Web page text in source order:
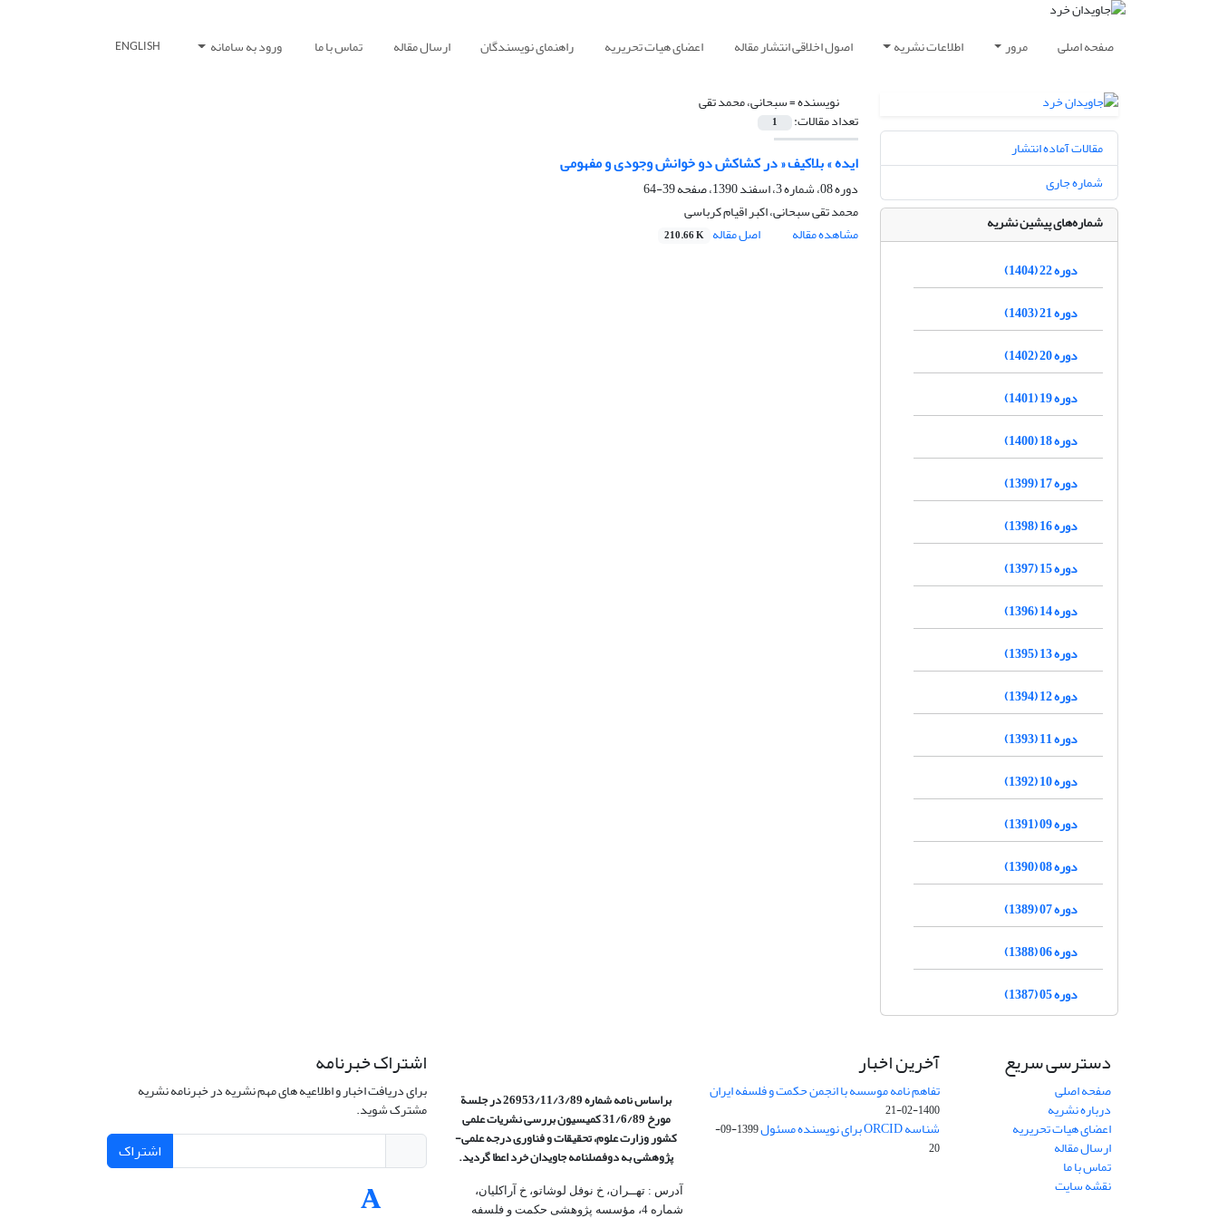
صفحه اصلی مرور اطلاعات نشریه اصول اخلاقی انتشار مقاله اعضای هیات تحریریه راهنمای نویسندگان ارسال مقاله تماس با ما ورود به سامانه ENGLISH
نویسنده =سبحانی، محمد تقی
تعداد مقالات: 1
ایده » بلاکیف « در کشاکش دو خوانش وجودی و مفهومی
دوره 08، شماره 3، اسفند 1390، صفحه
39-64
محمد تقی سبحانی، اکبر اقیام کرباسی
مشاهده مقاله
اصل مقاله 210.66 K
مقالات آماده انتشار
شماره جاری
شماره‌های پیشین نشریه
دوره 22 (1404)
دوره 21 (1403)
دوره 20 (1402)
دوره 19 (1401)
دوره 18 (1400)
دوره 17 (1399)
دوره 16 (1398)
دوره 15 (1397)
دوره 14 (1396)
دوره 13 (1395)
دوره 12 (1394)
دوره 11 (1393)
دوره 10 (1392)
دوره 09 (1391)
دوره 08 (1390)
دوره 07 (1389)
دوره 06 (1388)
دوره 05 (1387)
دسترسی سریع
صفحه اصلی
درباره نشریه
اعضای هیات تحریریه
ارسال مقاله
تماس با ما
نقشه سایت
آخرین اخبار
تفاهم نامه موسسه با انجمن حکمت و فلسفه ایران
1400-02-21
شناسه ORCID برای نویسنده مسئول
1399-09-
20
براساس نامه شماره 26953/11/3/89 در جلسة
مورخ 31/6/89 کمیسیون
بررسی نشریات علمی
کشور وزارت علوم، تحقیقات و فناوری درجه علمی‌-
پژوهشیبه دوفصلنامه جاویدان خرد اعطا گردید.
آدرس : تهــران، خ نوفل لوشاتو، خ آراکلیان،
شماره 4،‌ مؤسسه پژوهشی حکمت و فلسفه
اشتراک خبرنامه
برای دریافت اخبار و اطلاعیه های مهم نشریه در خبرنامه نشریه
مشترک شوید.
اشتراک